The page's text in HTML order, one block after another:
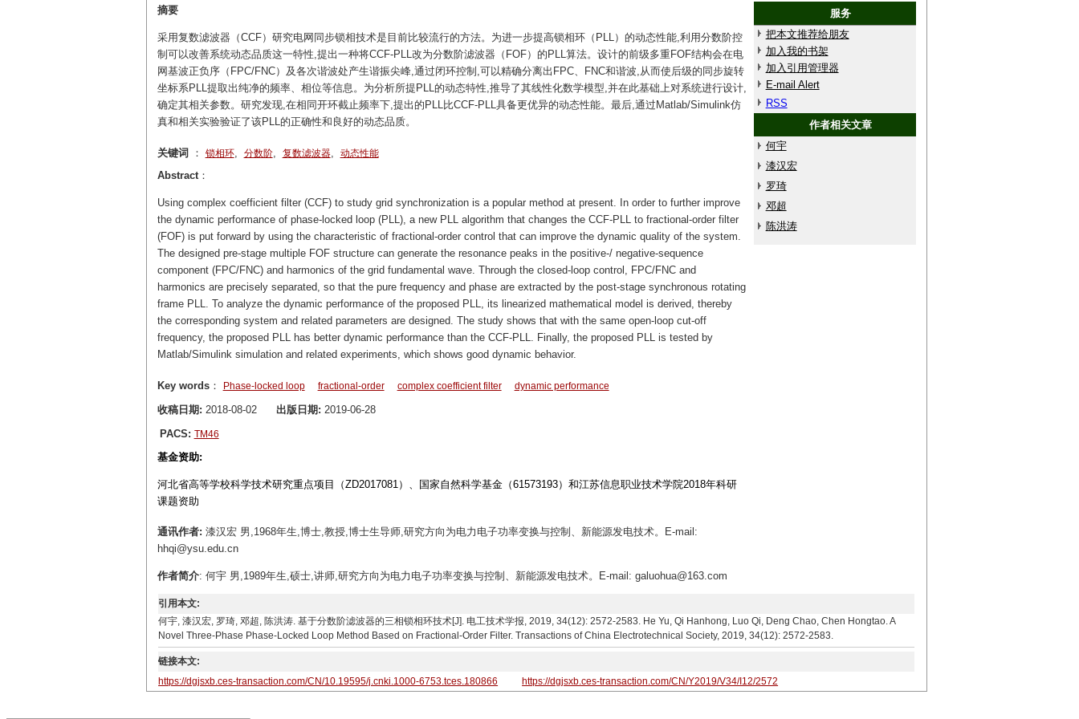
摘要
采用复数滤波器（CCF）研究电网同步锁相技术是目前比较流行的方法。为进一步提高锁相环（PLL）的动态性能,利用分数阶控
制可以改善系统动态品质这一特性,提出一种将CCF-PLL改为分数阶滤波器（FOF）的PLL算法。设计的前级多重FOF结构会在电
网基波正负序（FPC/FNC）及各次谐波处产生谐振尖峰,通过闭环控制,可以精确分离出FPC、FNC和谐波,从而使后级的同步旋转
坐标系PLL提取出纯净的频率、相位等信息。为分析所提PLL的动态特性,推导了其线性化数学模型,并在此基础上对系统进行设计,
确定其相关参数。研究发现,在相同开环截止频率下,提出的PLL比CCF-PLL具备更优异的动态性能。最后,通过Matlab/Simulink仿
真和相关实验验证了该PLL的正确性和良好的动态品质。
服务
把本文推荐给朋友
加入我的书架
加入引用管理器
E-mail Alert
RSS
作者相关文章
何宇
漆汉宏
罗琦
邓超
陈洪涛
关键词 ： 锁相环, 分数阶, 复数滤波器, 动态性能
Abstract：
Using complex coefficient filter (CCF) to study grid synchronization is a popular method at present. In order to further improve
the dynamic performance of phase-locked loop (PLL), a new PLL algorithm that changes the CCF-PLL to fractional-order filter
(FOF) is put forward by using the characteristic of fractional-order control that can improve the dynamic quality of the system.
The designed pre-stage multiple FOF structure can generate the resonance peaks in the positive-/ negative-sequence
component (FPC/FNC) and harmonics of the grid fundamental wave. Through the closed-loop control, FPC/FNC and
harmonics are precisely separated, so that the pure frequency and phase are extracted by the post-stage synchronous rotating
frame PLL. To analyze the dynamic performance of the proposed PLL, its linearized mathematical model is derived, thereby
the corresponding system and related parameters are designed. The study shows that with the same open-loop cut-off
frequency, the proposed PLL has better dynamic performance than the CCF-PLL. Finally, the proposed PLL is tested by
Matlab/Simulink simulation and related experiments, which shows good dynamic behavior.
Key words： Phase-locked loop fractional-order complex coefficient filter dynamic performance
收稿日期: 2018-08-02 出版日期: 2019-06-28
PACS: TM46
基金资助:
河北省高等学校科学技术研究重点项目（ZD2017081）、国家自然科学基金（61573193）和江苏信息职业技术学院2018年科研
课题资助
通讯作者: 漆汉宏 男,1968年生,博士,教授,博士生导师,研究方向为电力电子功率变换与控制、新能源发电技术。E-mail:
hhqi@ysu.edu.cn
作者简介: 何宇 男,1989年生,硕士,讲师,研究方向为电力电子功率变换与控制、新能源发电技术。E-mail: galuohua@163.com
引用本文:
何宇, 漆汉宏, 罗琦, 邓超, 陈洪涛. 基于分数阶滤波器的三相锁相环技术[J]. 电工技术学报, 2019, 34(12): 2572-2583. He Yu, Qi Hanhong, Luo Qi, Deng Chao, Chen Hongtao. A
Novel Three-Phase Phase-Locked Loop Method Based on Fractional-Order Filter. Transactions of China Electrotechnical Society, 2019, 34(12): 2572-2583.
链接本文:
https://dgjsxb.ces-transaction.com/CN/10.19595/j.cnki.1000-6753.tces.180866
https://dgjsxb.ces-transaction.com/CN/Y2019/V34/I12/2572